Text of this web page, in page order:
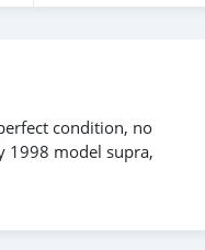
condition, no
1998 model supra,